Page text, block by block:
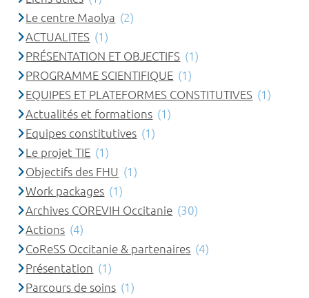
Le centre Maolya (2)
ACTUALITES (1)
PRÉSENTATION ET OBJECTIFS (1)
PROGRAMME SCIENTIFIQUE (1)
EQUIPES ET PLATEFORMES CONSTITUTIVES (1)
Actualités et formations (1)
Equipes constitutives (1)
Le projet TIE (1)
Objectifs des FHU (1)
Work packages (1)
Archives COREVIH Occitanie (30)
Actions (4)
CoReSS Occitanie & partenaires (4)
Présentation (1)
Parcours de soins (1)